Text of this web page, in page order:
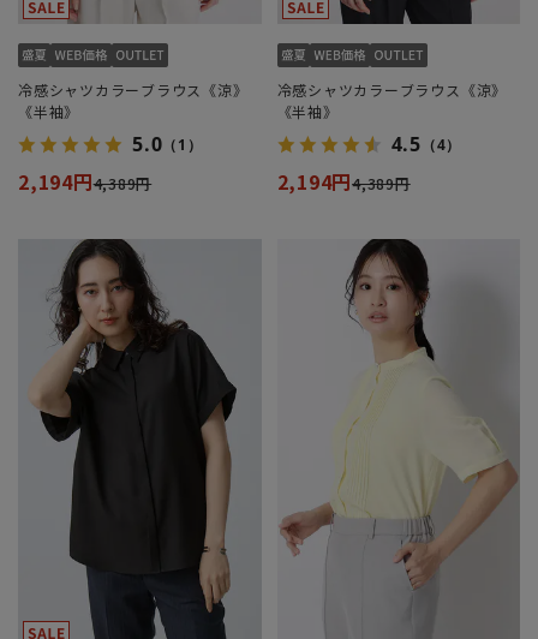
冷感シャツカラーブラウス《涼》
《半袖》
5.0 （1）
2,194円4,389円
冷感シャツカラーブラウス《涼》
《半袖》
4.5 （4）
2,194円4,389円